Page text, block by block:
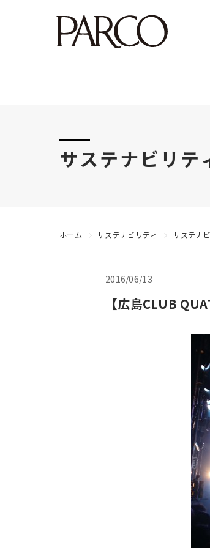
このたびの令和8年熊本地震により
サステナビリテ
2016/06/13
【広島CLUB
ホーム サステナビリティ サステナ